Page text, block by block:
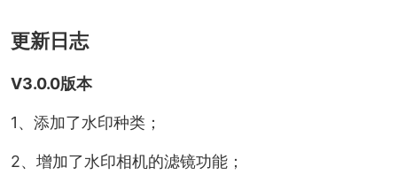
更新日志
V3.0.0版本
1、添加了水印种类；
2、增加了水印相机的滤镜功能；